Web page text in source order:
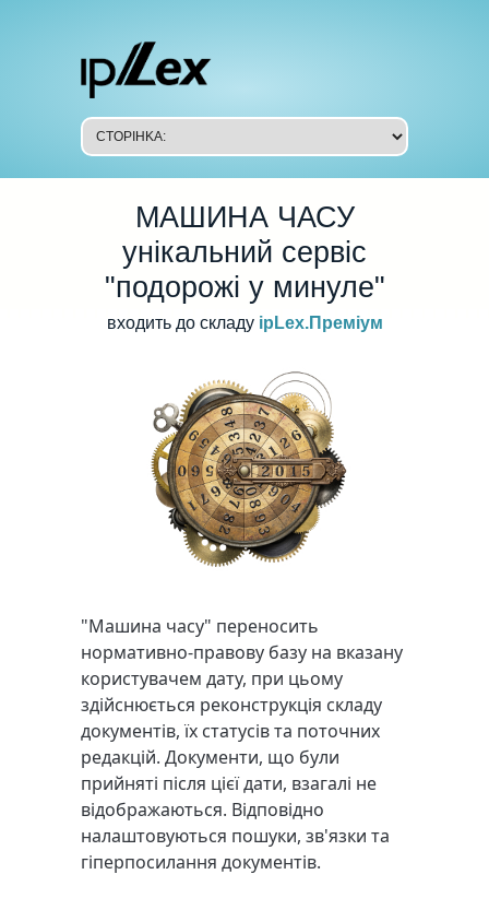
МАШИНА ЧАСУ
унікальний сервіс
"подорожі у минуле"
входить до складу ipLex.Преміум
"Машина часу" переносить
нормативно-правову базу на вказану
користувачем дату, при цьому
здійснюється реконструкція складу
документів, їх статусів та поточних
редакцій. Документи, що були
прийняті після цієї дати, взагалі не
відображаються. Відповідно
налаштовуються пошуки, зв'язки та
гіперпосилання документів.